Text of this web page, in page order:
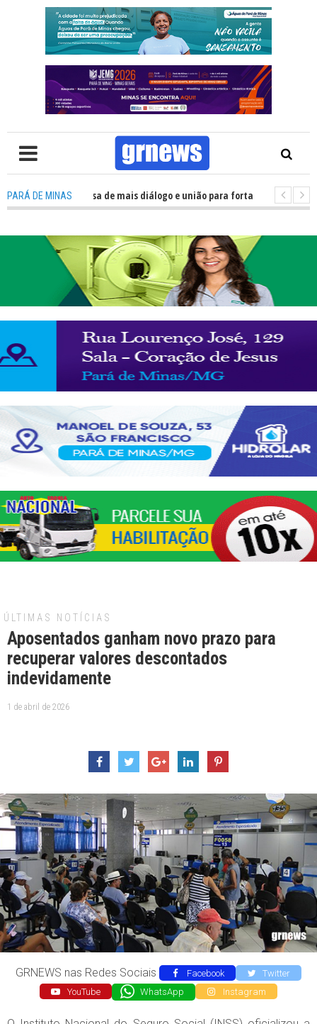
PARÁ DE MINAS
Política precisa de mais diálogo e união para fortalecer Minas e Pará
ÚLTIMAS NOTÍCIAS
Aposentados ganham novo prazo para
recuperar valores descontados
indevidamente
1 de abril de 2026
GRNEWS nas Redes Sociais Facebook
Twitter
YouTube
WhatsApp Instagram